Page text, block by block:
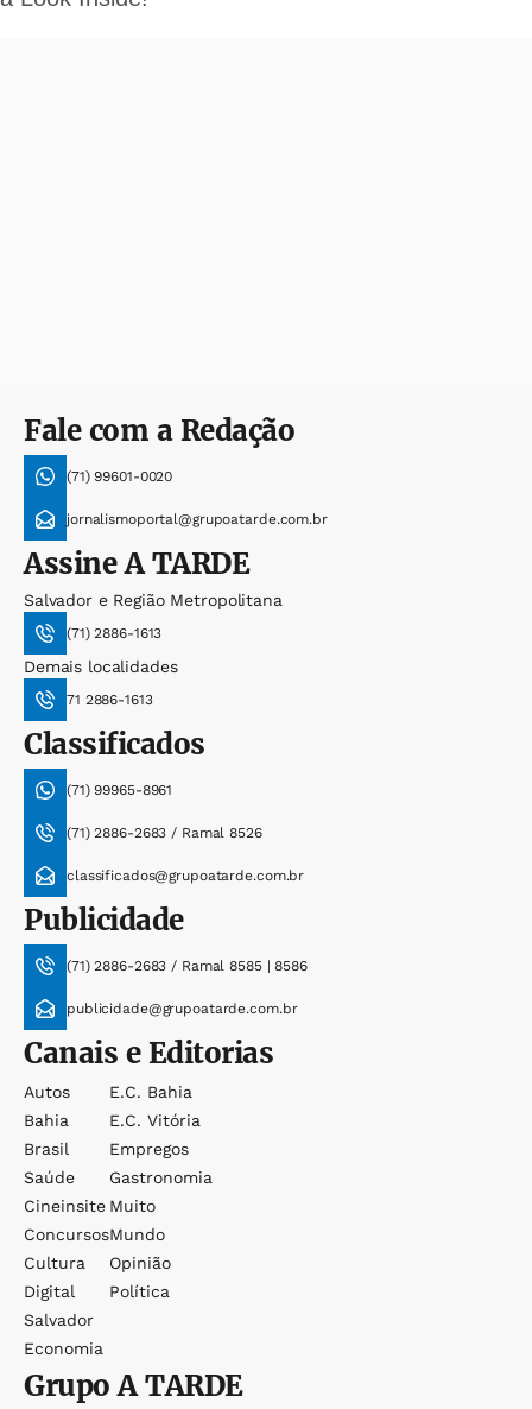
Fale com a Redação
(71) 99601-0020
jornalismoportal@grupoatarde.com.br
AssineA TARDE
Salvador e Região Metropolitana
(71) 2886-1613
Demais localidades
71 2886-1613
Classificados
(71) 99965-8961
(71) 2886-2683 / Ramal 8526
classificados@grupoatarde.com.br
Publicidade
(71) 2886-2683 / Ramal 8585 | 8586
publicidade@grupoatarde.com.br
Canais e Editorias
Autos
Bahia
Brasil
Saúde
Cineinsite
Concursos
Cultura
Digital
Salvador
Economia
E.c. Bahia
E.c. Vitória
Empregos
Gastronomia
Muito
Mundo
Opinião
Política
GrupoA TARDE